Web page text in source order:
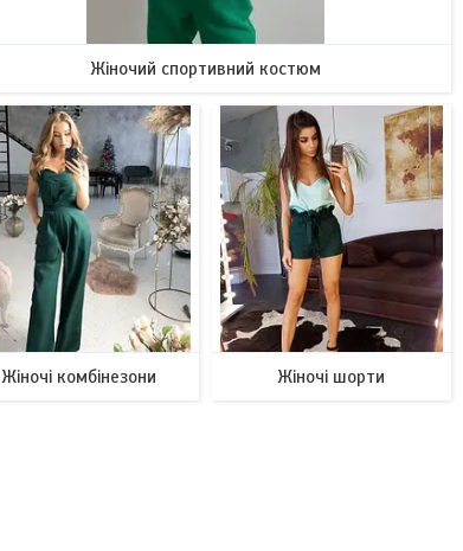
Жіночий спортивний костюм
Жіночі комбінезони Жіночі шорти